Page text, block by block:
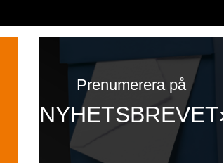
Prenumerera på
NYHETSBREVET»